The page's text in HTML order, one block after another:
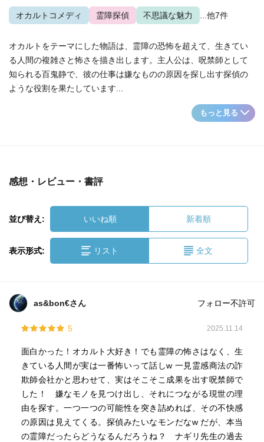
オカルトコメディ 霊障探偵 不思議な魅力 ...他7件
オカルトをテーマにした物語は、霊障の恐怖を超えて、生きてい
る人間の複雑さと怖さを描き出します。主人公は、呪禁師として
知られる百鬼静で、彼の仕事は嫌なものの原因を探し出す探偵の
ような役割を果たしています...
もっと見る
感想・レビュー・書評
並び替え: いいね順 新着順
表示形式: リスト 全文
as&bon€さん フォロー不許可
5 2025.11.14
面白かった！オカルト大好き！でも霊障の怖さはなく、生
きている人間が実は一番怖いって話しw 一見霊感商法の詐
欺師会社かと思わせて、実はそこそこ成果を出す呪禁師で
した！ 嫌なモノを見つけ出し、それにつながる現世の理
由を探す。一つ一つの可能性を突き詰めれば、その不快感
の原因は見えてくる。探偵みたいなモンだなw だが、本当
の霊障だったらどうなるんだろうね？ ナギリ先生の過去